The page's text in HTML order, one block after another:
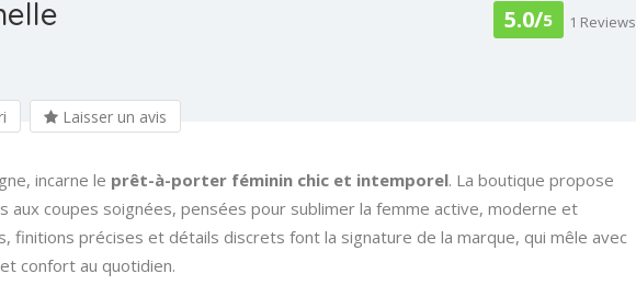
5.0/5 1 Reviews
Laisser un avis
incarne le prêt-à-porter féminin chic et intemporel. La boutique propose
aux coupes soignées, pensées pour sublimer la femme active, moderne et
finitions précises et détails discrets font la signature de la marque, qui mêle avec
confort au quotidien.